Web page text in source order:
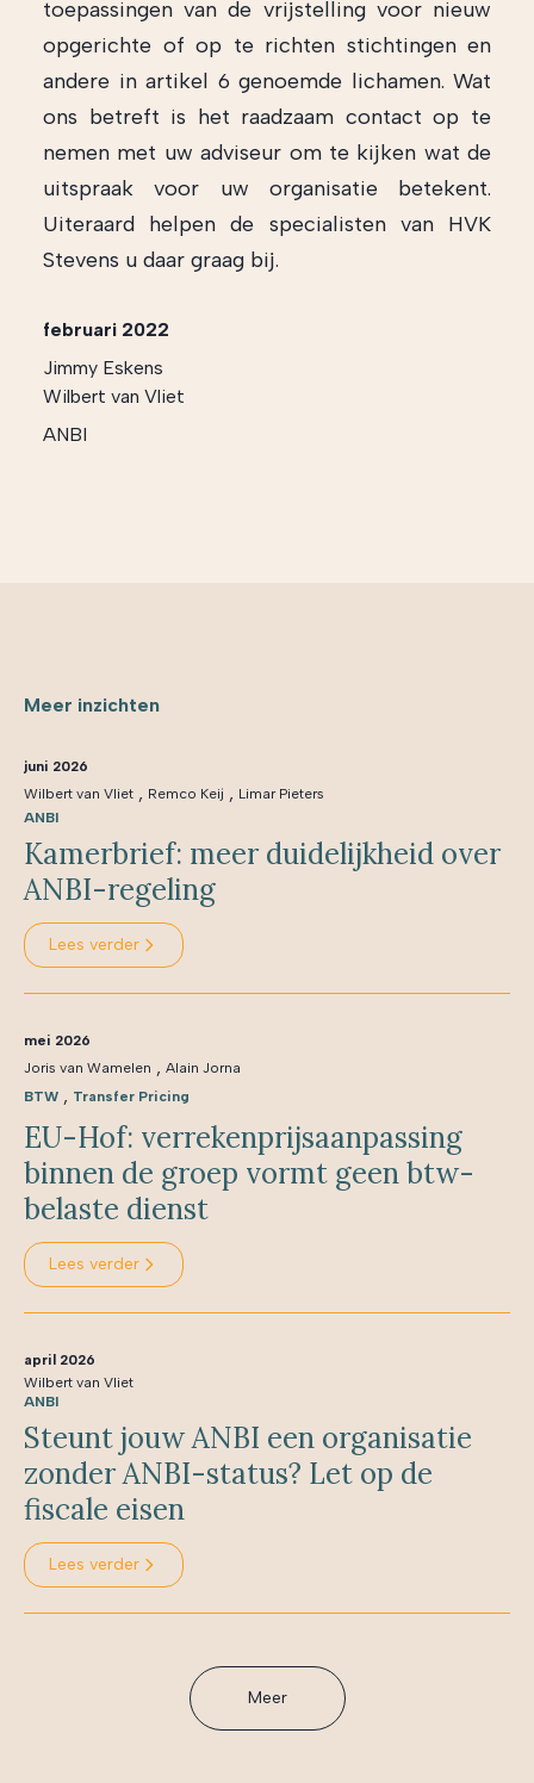
toepassingen van de vrijstelling voor nieuw
opgerichte of op te richten stichtingen en
andere in artikel 6 genoemde lichamen. Wat
ons betreft is het raadzaam contact op te
nemen met uw adviseur om te kijken wat de
uitspraak voor uw organisatie betekent.
Uiteraard helpen de specialisten van HVK
Stevens u daar graag bij.
februari 2022
Jimmy Eskens
Wilbert van Vliet
ANBI
Meer inzichten
juni 2026
Wilbert van Vliet , Remco Keij , Limar Pieters
ANBI
Kamerbrief: meer duidelijkheid over
ANBI-regeling
Lees verder
mei 2026
Joris van Wamelen , Alain Jorna
BTW , Transfer Pricing
EU-Hof: verrekenprijsaanpassing
binnen de groep vormt geen btw-
belaste dienst
Lees verder
april 2026
Wilbert van Vliet
ANBI
Steunt jouw ANBI een organisatie
zonder ANBI-status? Let op de
fiscale eisen
Lees verder
Meer